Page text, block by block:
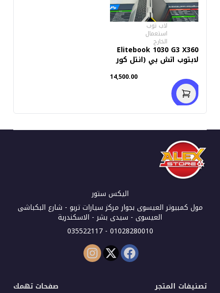
لاب توب
استعمال
الخارج
Elitebook 1030 G3 X360
لابتوب اتش بي (انتل كور
جيجابايت DDR4 - هارد 256
استعمال خارج
14,500.00
اليكس ستور
مول كمبيوتر العيسوى بجوار مركز سيارات تربو - شارع البكباشى
العيسوى - سيدى بشر - الاسكندرية
01028280010 - 035522117
تصنيفات المتجر صفحات تهمك